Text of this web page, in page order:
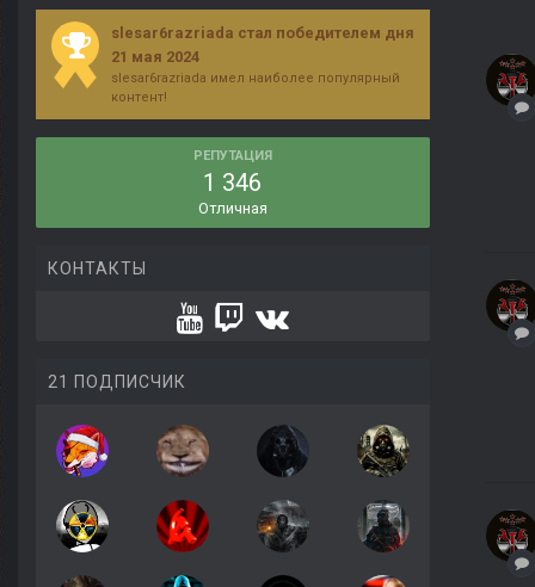
slesar6razriada стал победителем дня
21 мая 2024
slesar6razriada имел наиболее популярный
контент!
РЕПУТАЦИЯ
1 346
Отличная
КОНТАКТЫ
21 ПОДПИСЧИК